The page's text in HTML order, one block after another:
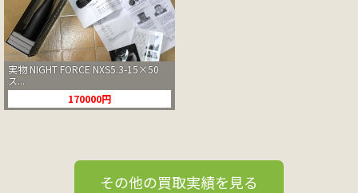
実物 NIGHT FORCE NXS5.3-15×50
ス...
170000円
その他の買取実績を見る